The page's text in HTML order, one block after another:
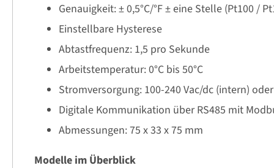
Genauigkeit: ± 0,5°C/°F ± eine Stelle (Pt100 /
Einstellbare Hysterese
Abtastfrequenz: 1,5 pro Sekunde
Arbeitstemperatur: 0°C bis 50°C
Stromversorgung: 100-240 Vac/dc (intern)
Digitale Kommunikation über RS485 mit
Abmessungen: 75 x 33 x 75 mm
Modelle im Überblick